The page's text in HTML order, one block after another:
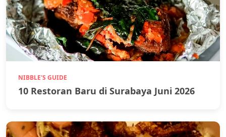
NIBBLE'S GUIDE
10 Restoran Baru di Surabaya Juni 2026